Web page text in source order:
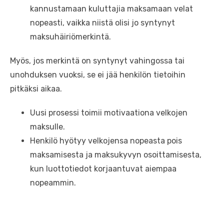
kannustamaan kuluttajia maksamaan velat
nopeasti, vaikka niistä olisi jo syntynyt
maksuhäiriömerkintä.
Myös, jos merkintä on syntynyt vahingossa tai
unohduksen vuoksi, se ei jää henkilön tietoihin
pitkäksi aikaa.
Uusi prosessi toimii motivaationa velkojen
maksulle.
Henkilö hyötyy velkojensa nopeasta pois
maksamisesta ja maksukyvyn osoittamisesta,
kun luottotiedot korjaantuvat aiempaa
nopeammin.